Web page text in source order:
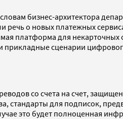
бизнес-архитектора
речь о новых платежных
платформа для некарточных
прикладные сценарии
со счета на счет,
стандарты для подписок,
это будет полноценная